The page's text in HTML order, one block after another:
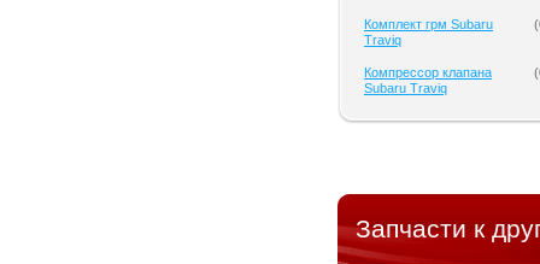
Комплект грм Subaru
Traviq
(
Компрессор клапана
Subaru Traviq
(
Запчасти к